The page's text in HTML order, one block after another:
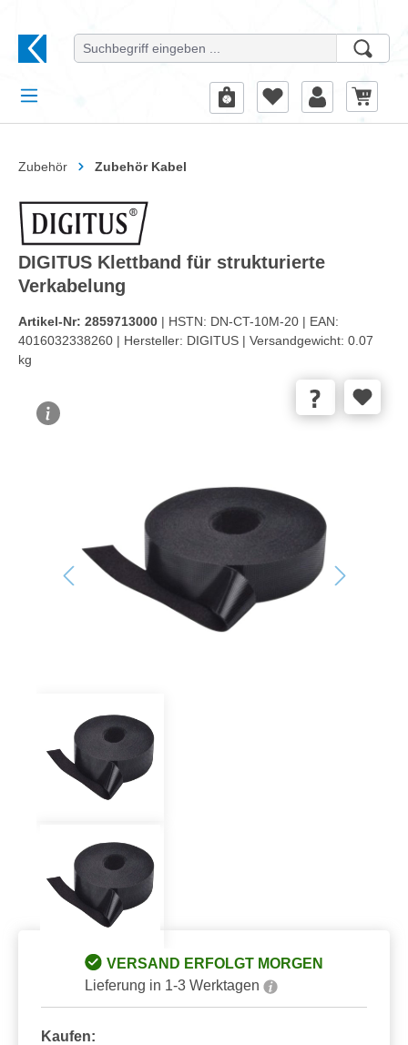
Zubehör Zubehör Kabel
DIGITUS Klettband für strukturierte
Verkabelung
Artikel-Nr: 2859713000 | HSTN: DN-CT-10M-20 | EAN:
4016032338260 | Hersteller: DIGITUS | Versandgewicht: 0.07
kg
VERSAND ERFOLGT MORGEN
Lieferung in 1-3 Werktagen
Kaufen: